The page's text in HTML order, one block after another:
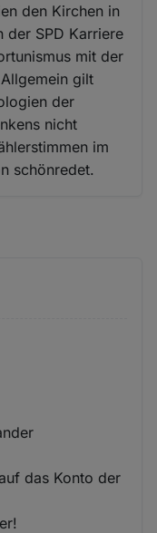
den Kirchen in
der SPD Karriere
mit der
gilt
der
nicht
im
schönredet.
das Konto der